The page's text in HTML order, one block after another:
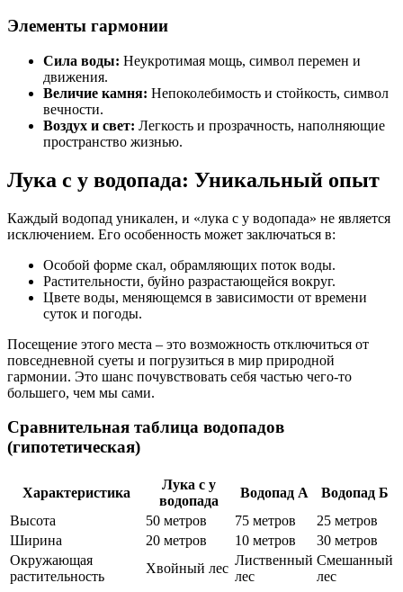
Элементы гармонии
Сила воды: Неукротимая мощь, символ перемен и
движения.
Величие камня: Непоколебимость и стойкость, символ
вечности.
Воздух и свет: Легкость и прозрачность, наполняющие
пространство жизнью.
Лука с у водопада: Уникальный опыт
Каждый водопад уникален, и «лука с у водопада» не является
исключением. Его особенность может заключаться в:
Особой форме скал, обрамляющих поток воды.
Растительности, буйно разрастающейся вокруг.
Цвете воды, меняющемся в зависимости от времени
суток и погоды.
Посещение этого места – это возможность отключиться от
повседневной суеты и погрузиться в мир природной
гармонии. Это шанс почувствовать себя частью чего-то
большего, чем мы сами.
Сравнительная таблица водопадов
(гипотетическая)
Характеристика
Лука с у
водопада
Водопад А
Водопад Б
Высота
50 метров 75 метров
25 метров
Ширина
20 метров 10 метров
30 метров
Окружающая
растительность
Хвойный лес
Лиственный
лес
Смешанный
лес